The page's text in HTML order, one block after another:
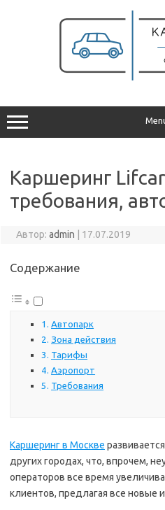
содержимому
Каршеринг
требования,
Автор: admin 17.07.2019
Содержание
Автопарк
Зона действия
Тарифы
Аэропорт
Требования
Каршеринг в Москве
других городах, что, впрочем,
операторов все время
клиентов, предлагая все новые